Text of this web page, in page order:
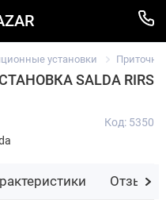
установки
SALDA RIRS
Код: 5350
Отзывы